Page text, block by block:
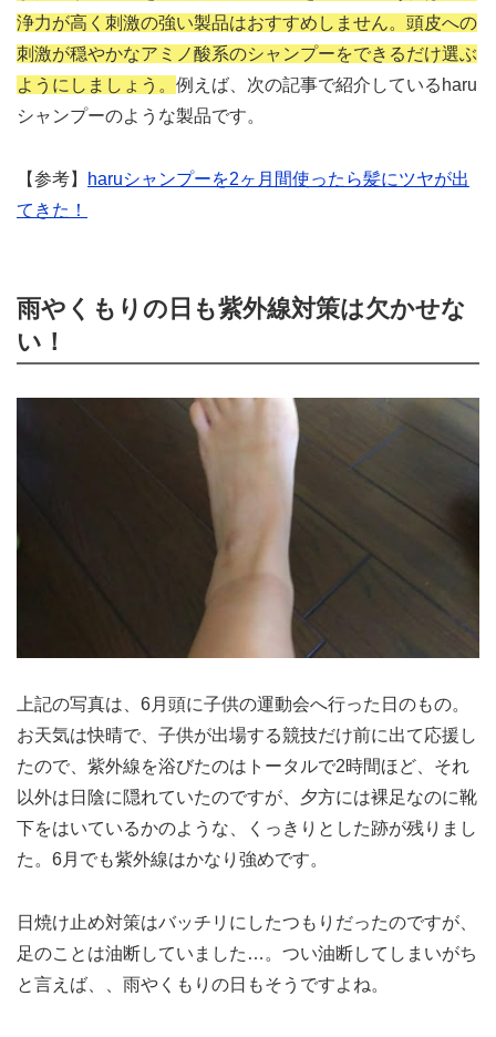
浄力が高く刺激の強い製品はおすすめしません。頭皮への
刺激が穏やかなアミノ酸系のシャンプーをできるだけ選ぶ
ようにしましょう。 例えば、次の記事で紹介しているharu
シャンプーのような製品です。
【参考】
haruシャンプーを2ヶ月間使ったら髪にツヤが出
てきた！
雨やくもりの日も紫外線対策は欠かせな
い！
上記の写真は、6月頭に子供の運動会へ行った日のもの。
お天気は快晴で、子供が出場する競技だけ前に出て応援し
たので、紫外線を浴びたのはトータルで2時間ほど、それ
以外は日陰に隠れていたのですが、夕方には裸足なのに靴
下をはいているかのような、くっきりとした跡が残りまし
た。6月でも紫外線はかなり強めです。
日焼け止め対策はバッチリにしたつもりだったのですが、
足のことは油断していました…。つい油断してしまいがち
と言えば、、雨やくもりの日もそうですよね。